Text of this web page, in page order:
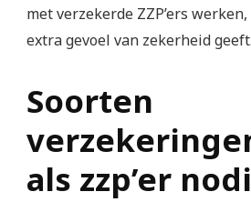
met verzekerde ZZP’ers
extra gevoel van zekerheid geeft.
Soorten
als zzp’er